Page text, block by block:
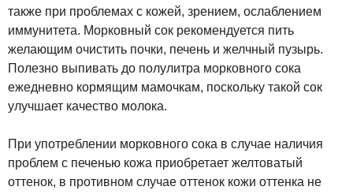
также при проблемах с кожей, зрением, ослаблением
иммунитета. Морковный сок рекомендуется пить
желающим очистить почки, печень и желчный пузырь.
Полезно выпивать до полулитра морковного сока
ежедневно кормящим мамочкам, поскольку такой сок
улучшает качество молока.
При употреблении морковного сока в случае наличия
проблем с печенью кожа приобретает желтоватый
оттенок, в противном случае оттенок кожи оттенка не